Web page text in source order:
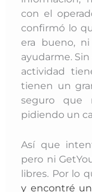
con el
confirmó lo
era bueno,
ayudarme.
actividad
tienen un
seguro que
pidiendo un
Así que
pero ni
libres. Por lo
y encontré